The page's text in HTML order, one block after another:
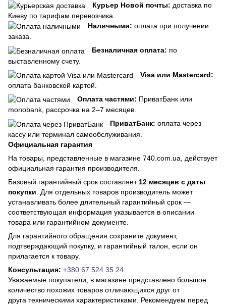
Курьер Новой почты: доставка по
Киеву по тарифам перевозчика.
Наличными: оплата при получении
заказа.
Безналичная оплата: по
выставленному счету.
Visa или Mastercard:
оплата банковской картой.
Оплата частями: ПриватБанк или
monobank, рассрочка на 2–7 месяцев.
ПриватБанк: оплата через
кассу или терминал самообслуживания.
Официальная гарантия
На товары, представленные в магазине 740.com.ua, действует
официальная гарантия производителя.
Базовый гарантийный срок составляет 12 месяцев с даты
покупки . Для отдельных товаров производитель может
устанавливать более длительный гарантийный срок —
соответствующая информация указывается в описании
товара или гарантийном документе.
Для гарантийного обращения сохраните документ,
подтверждающий покупку, и гарантийный талон, если он
прилагается к товару.
Консультация: +380 67 524 35 24
Уважаемые покупатели, в магазине представлено большое
количество похожих товаров отличающихся друг от
друга техническими характеристиками. Рекомендуем перед